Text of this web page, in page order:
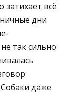
затихает всё
дни
так сильно
даже